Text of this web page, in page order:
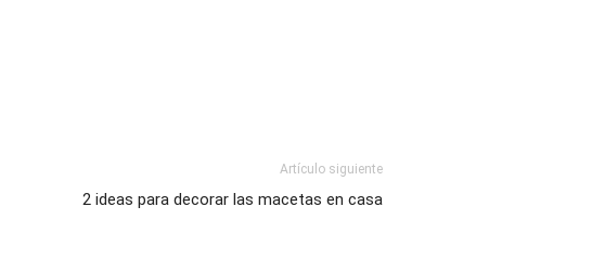
Artículo siguiente
2 ideas para decorar las macetas en casa